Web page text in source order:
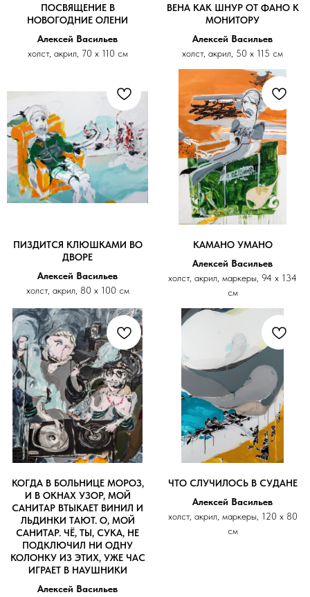
ПОСВЯЩЕНИЕ В
НОВОГОДНИЕ ОЛЕНИ
Алексей Васильев
холст, акрил, 70 х 110 см
ВЕНА КАК ШНУР ОТ ФАНО К
МОНИТОРУ
Алексей Васильев
холст, акрил, 50 х 115 см
ПИЗДИТСЯ КЛЮШКАМИ ВО
ДВОРЕ
Алексей Васильев
холст, акрил, 80 х 100 см
КАМАНО УМАНО
Алексей Васильев
холст, акрил, маркеры, 94 х 134
см
КОГДА В БОЛЬНИЦЕ МОРОЗ,
И В ОКНАХ УЗОР, МОЙ
САНИТАР ВТЫКАЕТ ВИНИЛ И
ЛЬДИНКИ ТАЮТ. О, МОЙ
САНИТАР. ЧЁ, ТЫ, СУКА, НЕ
ПОДКЛЮЧИЛ НИ ОДНУ
КОЛОНКУ ИЗ ЭТИХ, УЖЕ ЧАС
ИГРАЕТ В НАУШНИКИ
Алексей Васильев
ЧТО СЛУЧИЛОСЬ В СУДАНЕ
Алексей Васильев
холст, акрил, маркеры, 120 х 80
см